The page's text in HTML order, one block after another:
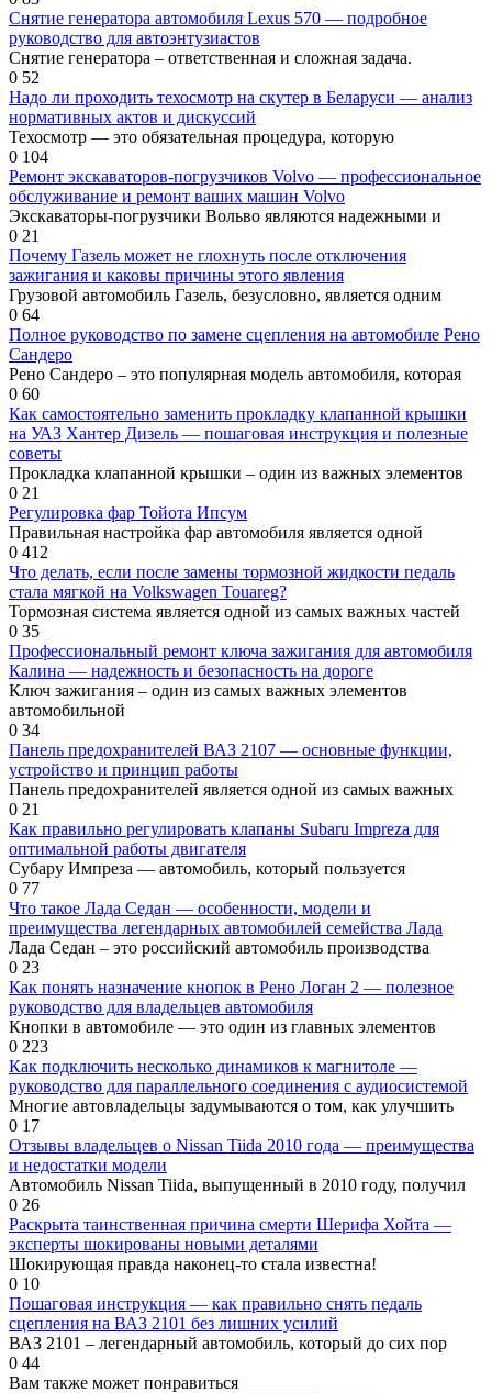
Снятие генератора автомобиля Lexus 570 — подробное
руководство для автоэнтузиастов
Снятие генератора – ответственная и сложная задача.
0 52
Надо ли проходить техосмотр на скутер в Беларуси — анализ
нормативных актов и дискуссий
Техосмотр — это обязательная процедура, которую
0 104
Ремонт экскаваторов-погрузчиков Volvo — профессиональное
обслуживание и ремонт ваших машин Volvo
Экскаваторы-погрузчики Вольво являются надежными и
0 21
Почему Газель может не глохнуть после отключения
зажигания и каковы причины этого явления
Грузовой автомобиль Газель, безусловно, является одним
0 64
Полное руководство по замене сцепления на автомобиле Рено
Сандеро
Рено Сандеро – это популярная модель автомобиля, которая
0 60
Как самостоятельно заменить прокладку клапанной крышки
на УАЗ Хантер Дизель — пошаговая инструкция и полезные
советы
Прокладка клапанной крышки – один из важных элементов
0 21
Регулировка фар Тойота Ипсум
Правильная настройка фар автомобиля является одной
0 412
Что делать, если после замены тормозной жидкости педаль
стала мягкой на Volkswagen Touareg?
Тормозная система является одной из самых важных частей
0 35
Профессиональный ремонт ключа зажигания для автомобиля
Калина — надежность и безопасность на дороге
Ключ зажигания – один из самых важных элементов
автомобильной
0 34
Панель предохранителей ВАЗ 2107 — основные функции,
устройство и принцип работы
Панель предохранителей является одной из самых важных
0 21
Как правильно регулировать клапаны Subaru Impreza для
оптимальной работы двигателя
Субару Импреза — автомобиль, который пользуется
0 77
Что такое Лада Седан — особенности, модели и
преимущества легендарных автомобилей семейства Лада
Лада Седан – это российский автомобиль производства
0 23
Как понять назначение кнопок в Рено Логан 2 — полезное
руководство для владельцев автомобиля
Кнопки в автомобиле — это один из главных элементов
0 223
Как подключить несколько динамиков к магнитоле —
руководство для параллельного соединения с аудиосистемой
Многие автовладельцы задумываются о том, как улучшить
0 17
Отзывы владельцев о Nissan Tiida 2010 года — преимущества
и недостатки модели
Автомобиль Nissan Tiida, выпущенный в 2010 году, получил
0 26
Раскрыта таинственная причина смерти Шерифа Хойта —
эксперты шокированы новыми деталями
Шокирующая правда наконец-то стала известна!
0 10
Пошаговая инструкция — как правильно снять педаль
сцепления на ВАЗ 2101 без лишних усилий
ВАЗ 2101 – легендарный автомобиль, который до сих пор
0 44
Вам также может понравиться